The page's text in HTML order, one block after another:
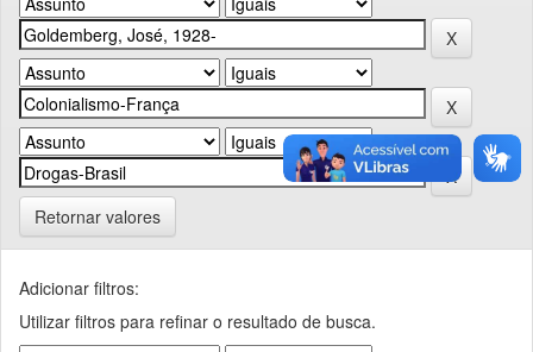
Retornar valores
Adicionar filtros:
Utilizar filtros para refinar o resultado de busca.